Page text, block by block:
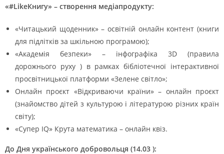
«#LikeКнигу» – створення медіапродукту:
«Читацький щоденник» – освітній онлайн контент (книги
для підлітків за шкільною програмою);
«Академія безпеки» – інфографіка 3D (правила
дорожнього руху ) в рамках бібліотечної інтерактивної
просвітницької платформи «Зелене світло»;
Онлайн проєкт «Відкриваючи країни» – онлайн проєкт
(знайомство дітей з культурою і літературою різних країн
світу);
«Супер IQ» Крута математика – онлайн квіз.
До Дня українського добровольця (14.03 ):